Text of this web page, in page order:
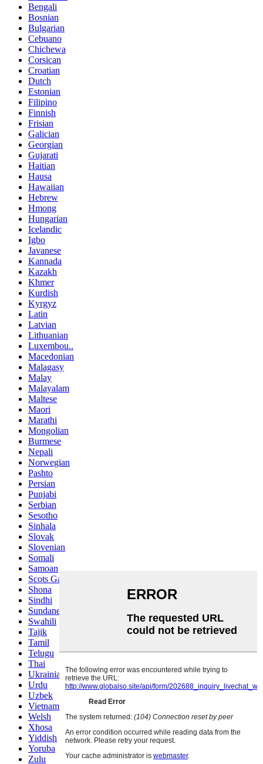
Bengali
Bosnian
Bulgarian
Cebuano
Chichewa
Corsican
Croatian
Dutch
Estonian
Filipino
Finnish
Frisian
Galician
Georgian
Gujarati
Haitian
Hausa
Hawaiian
Hebrew
Hmong
Hungarian
Icelandic
Igbo
Javanese
Kannada
Kazakh
Khmer
Kurdish
Kyrgyz
Latin
Latvian
Lithuanian
Luxembou..
Macedonian
Malagasy
Malay
Malayalam
Maltese
Maori
Marathi
Mongolian
Burmese
Nepali
Norwegian
Pashto
Persian
Punjabi
Serbian
Sesotho
Sinhala
Slovak
Slovenian
Somali
Samoan
Scots Gaelic
Shona
Sindhi
Sundanese
Swahili
Tajik
Tamil
Telugu
Thai
Ukrainian
Urdu
Uzbek
Vietnamese
Welsh
Xhosa
Yiddish
Yoruba
Zulu